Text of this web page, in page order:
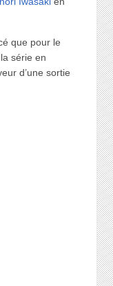
que pour le
série en
d’une sortie